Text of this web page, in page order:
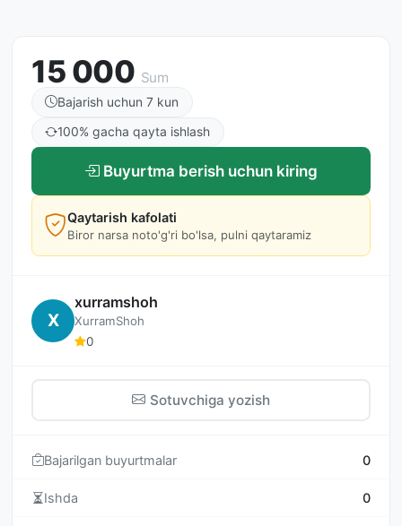
15 000 Sum
Bajarish uchun 7 kun
100% gacha qayta ishlash
Buyurtma berish uchun kiring
Qaytarish kafolati
Biror narsa noto'g'ri bo'lsa, pulni qaytaramiz
X
xurramshoh
XurramShoh
0
Sotuvchiga yozish
Bajarilgan buyurtmalar 0
Ishda 0